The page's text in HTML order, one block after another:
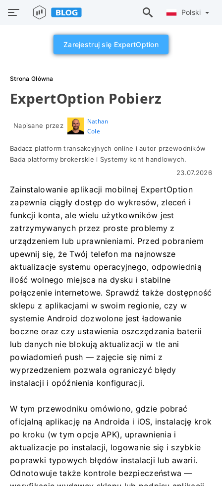
Polski
Zarejestruj się ExpertOption
Strona Główna
ExpertOption Pobierz
Napisane przez
Nathan
Cole
Badacz platform transakcyjnych online i autor przewodników
Bada platformy brokerskie i Systemy kont handlowych.
23.07.2026
Zainstalowanie aplikacji mobilnej ExpertOption
zapewnia ciągły dostęp do wykresów, zleceń i
funkcji konta, ale wielu użytkowników jest
zatrzymywanych przez proste problemy z
urządzeniem lub uprawnieniami. Przed pobraniem
upewnij się, że Twój telefon ma najnowsze
aktualizacje systemu operacyjnego, odpowiednią
ilość wolnego miejsca na dysku i stabilne
połączenie internetowe. Sprawdź także dostępność
sklepu z aplikacjami w swoim regionie, czy w
systemie Android dozwolone jest ładowanie
boczne oraz czy ustawienia oszczędzania baterii
lub danych nie blokują aktualizacji w tle ani
powiadomień push — zajęcie się nimi z
wyprzedzeniem pozwala ograniczyć błędy
instalacji i opóźnienia konfiguracji.
W tym przewodniku omówiono, gdzie pobrać
oficjalną aplikację na Androida i iOS, instalację krok
po kroku (w tym opcje APK), uprawnienia i
aktualizacje po instalacji, logowanie się i szybkie
poprawki typowych błędów instalacji lub awarii.
Odnotowuje także kontrole bezpieczeństwa —